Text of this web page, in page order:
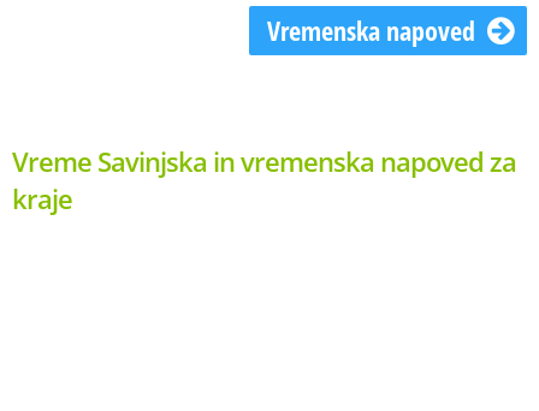
Vremenska napoved
Vreme Savinjska in vremenska napoved za
kraje